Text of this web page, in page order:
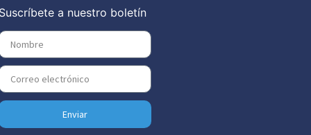
Suscríbete a nuestro boletín
Enviar